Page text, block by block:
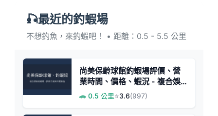
🎣最近的釣蝦場
不想釣魚，來釣蝦吧！ • 距離：0.5 - 5.5 公里
尚美保齡球館釣蝦場評價、營
業時間、價格、蝦況 - 複合娛
樂與釣蝦體驗
🚗 0.5 公里⭐3.6(997)